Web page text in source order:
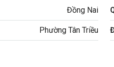
Đồng Nai
Phường Tân Triều